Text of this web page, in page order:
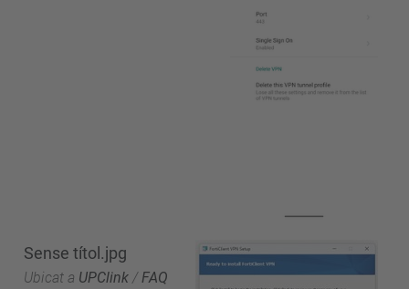
Sense títol.jpg
Ubicat a UPClink / FAQ